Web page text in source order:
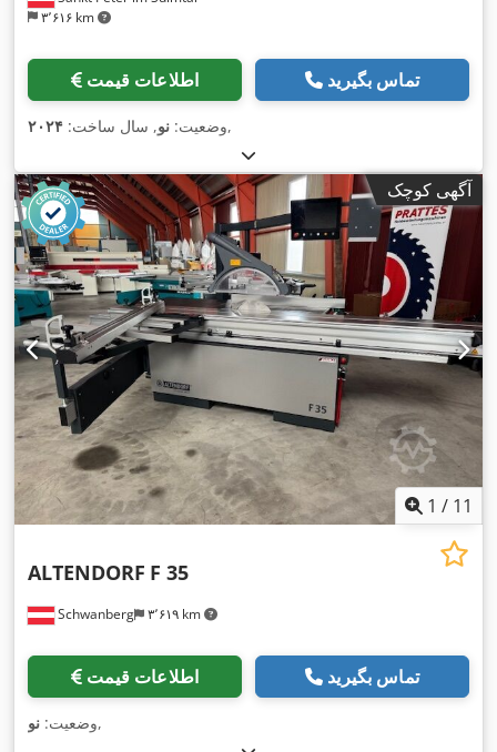
۳٬۶۱۶ km
اطلاعات قیمت تماس بگیرید
وضعیت: نو, سال ساخت: ۲۰۲۴ ,
آگهی کوچک
1 / 11
Schwanberg ۳٬۶۱۹ km
ALTENDORF F 35
اطلاعات قیمت تماس بگیرید
وضعیت: نو ,